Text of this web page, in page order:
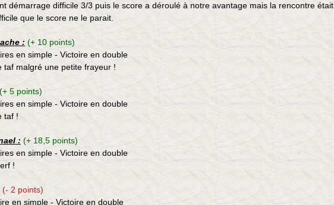
démarrage difficile 3/3 puis le score a déroulé à notre avantage mais la rencontre était
que le score ne le parait.
: (+ 10 points)
en simple - Victoire en double
taf malgré une petite frayeur !
(+ 5 points)
en simple - Victoire en double
taf !
: (+ 18,5 points)
en simple - Victoire en double
!
(- 2 points)
en simple - Victoire en double